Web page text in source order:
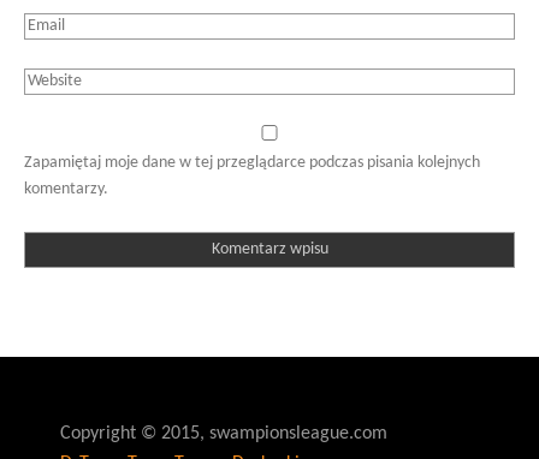
Zapamiętaj moje dane w tej przeglądarce podczas pisania kolejnych
komentarzy.
Copyright © 2015, swampionsleague.com